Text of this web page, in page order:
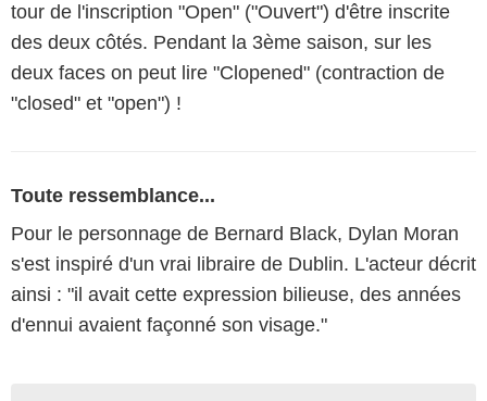
tour de l'inscription "Open" ("Ouvert") d'être inscrite
des deux côtés. Pendant la 3ème saison, sur les
deux faces on peut lire "Clopened" (contraction de
"closed" et "open") !
Toute ressemblance...
Pour le personnage de Bernard Black, Dylan Moran
s'est inspiré d'un vrai libraire de Dublin. L'acteur décrit
ainsi : "il avait cette expression bilieuse, des années
d'ennui avaient façonné son visage."